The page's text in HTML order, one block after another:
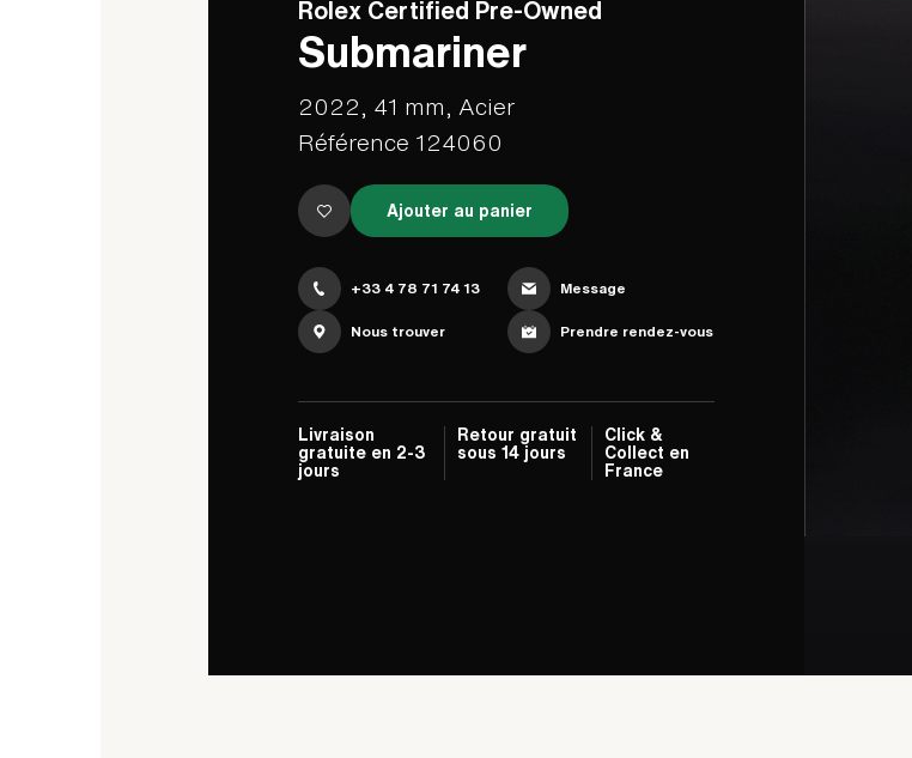
Rolex Certified Pre-Owned
Submariner
2022, 41 mm, Acier
Référence 124060
Ajouter au panier
+33 4 78 71 74 13 Message
Nous trouver Prendre rendez-vous
Livraison
gratuite en 2-3
jours
Retour gratuit
sous 14 jours
Click &
Collect en
France